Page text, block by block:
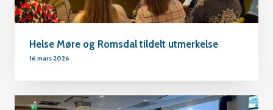
Helse Møre og Romsdal tildelt utmerkelse
16 mars 2026